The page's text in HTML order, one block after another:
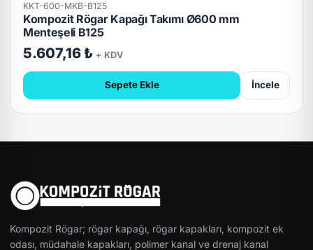
KKT-600-MKB-B125
Kompozit Rögar Kapağı Takımı Ø600 mm
Menteşeli B125
5.607,16 ₺ + KDV
Sepete Ekle İncele
Kompozit Rögar; rögar kapağı, rögar kapakları, kompozit ek
odası, müdahale kapakları, polimer kanal ve drenaj kanal